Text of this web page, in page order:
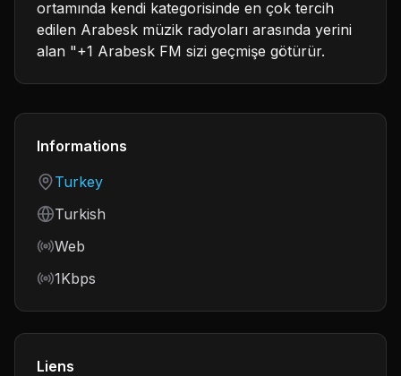
ortamında kendi kategorisinde en çok tercih
edilen Arabesk müzik radyoları arasında yerini
alan "+1 Arabesk FM sizi geçmişe götürür.
Informations
Country
Turkey
Language
Turkish
Frequency
Web
Bitrate
1Kbps
Liens